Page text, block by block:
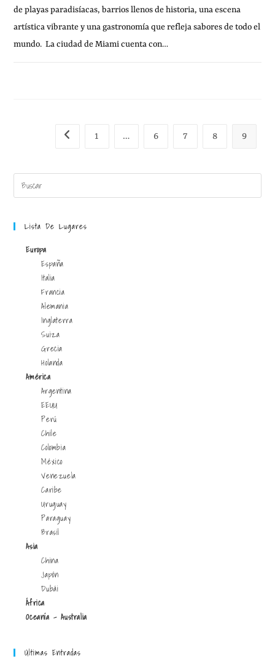
de playas paradisíacas, barrios llenos de historia, una escena
artística vibrante y una gastronomía que refleja sabores de todo el
mundo. La ciudad de Miami cuenta con…
1 … 6 7 8 9
Lista De Lugares
Europa
España
Italia
Francia
Alemania
Inglaterra
Suiza
Grecia
Holanda
América
Argentina
EEUU
Perú
Chile
Colombia
México
Venezuela
Caribe
Uruguay
Paraguay
Brasil
Asia
China
Japón
Dubái
África
Oceanía - Australia
Últimas Entradas